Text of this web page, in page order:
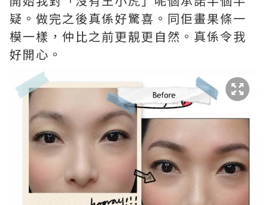
疑。做完之後真係好驚喜。同佢畫果條一
模一樣，仲比之前更靚更自然。真係令我
好開心。